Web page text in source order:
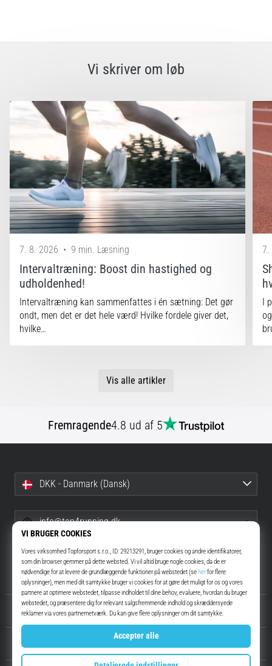
Vi skriver om løb
7. 8. 2026 • 9 min. Læsning
Intervaltræning: Boost din hastighed og
udholdenhed!
Intervaltræning kan sammenfattes i én sætning: Det gør
ondt, men det er det hele værd! Hvilke fordele giver det,
hvilke…
7.
I
Vis alle artikler
Fremragende4.8 ud af 5
Om os
DKK - Danmark (Dansk)
info@top4running.dk
Anmod om udbetaling